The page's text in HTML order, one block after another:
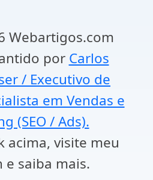
Webartigos.com
por Carlos
/ Executivo de
em Vendas e
(SEO / Ads).
acima, visite meu
e saiba mais.